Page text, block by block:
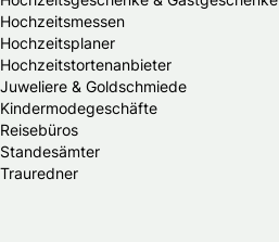
Hochzeitsmessen
Hochzeitsplaner
Hochzeitstortenanbieter
Juweliere & Goldschmiede
Kindermodegeschäfte
Reisebüros
Standesämter
Trauredner